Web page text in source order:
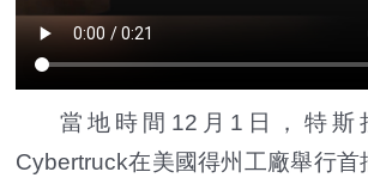
當地時間12月1日，特斯
Cybertruck在美國得州工廠舉行首